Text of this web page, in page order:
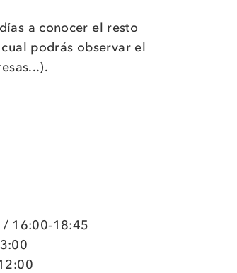
a conocer el resto
podrás observar el
/ 16:00-18:45